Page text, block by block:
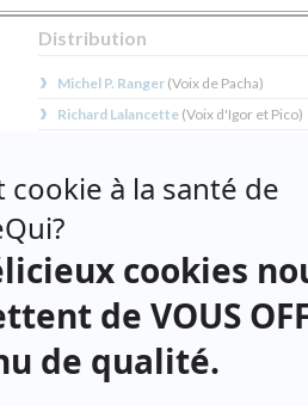
Distribution
Michel P. Ranger (Voix de Pacha)
Richard Lalancette (Voix d'Igor et Pico)
Johanne Rodrigue
Voix de Cali)